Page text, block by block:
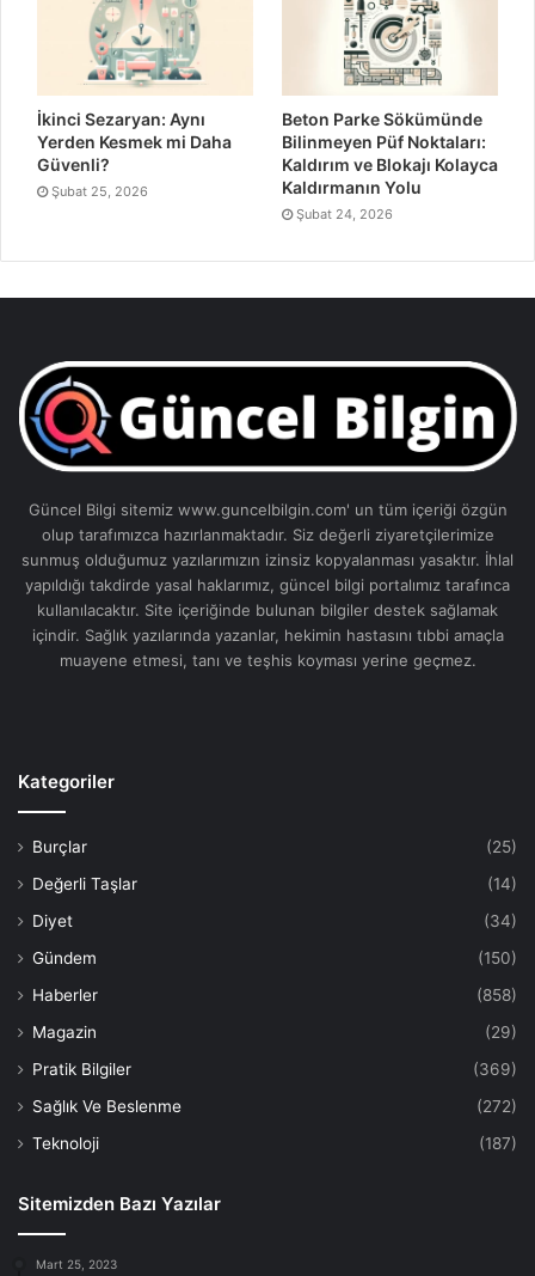
İkinci Sezaryan: Aynı
Yerden Kesmek mi Daha
Güvenli?
Şubat 25, 2026
Beton Parke Sökümünde
Bilinmeyen Püf Noktaları:
Kaldırım ve Blokajı Kolayca
Kaldırmanın Yolu
Şubat 24, 2026
Güncel Bilgi sitemiz www.guncelbilgin.com' un tüm içeriği özgün
olup tarafımızca hazırlanmaktadır. Siz değerli ziyaretçilerimize
sunmuş olduğumuz yazılarımızın izinsiz kopyalanması yasaktır. İhlal
yapıldığı takdirde yasal haklarımız, güncel bilgi portalımız tarafınca
kullanılacaktır. Site içeriğinde bulunan bilgiler destek sağlamak
içindir. Sağlık yazılarında yazanlar, hekimin hastasını tıbbi amaçla
muayene etmesi, tanı ve teşhis koyması yerine geçmez.
Kategoriler
Burçlar
(25)
Değerli Taşlar
(14)
Diyet
(34)
Gündem
(150)
Haberler
(858)
Magazin
(29)
Pratik Bilgiler
(369)
Sağlık Ve Beslenme
(272)
Teknoloji
(187)
Sitemizden Bazı Yazılar
Mart 25, 2023